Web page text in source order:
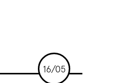
16/05